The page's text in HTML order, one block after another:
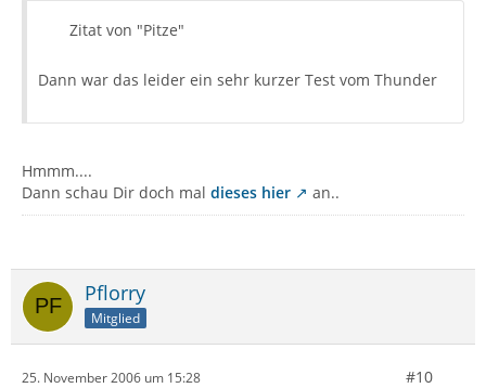
Zitat von "Pitze"
Dann war das leider ein sehr kurzer Test vom Thunder
Hmmm....
Dann schau Dir doch mal dieses hier an..
Pflorry
Mitglied
25. November 2006 um 15:28 #10